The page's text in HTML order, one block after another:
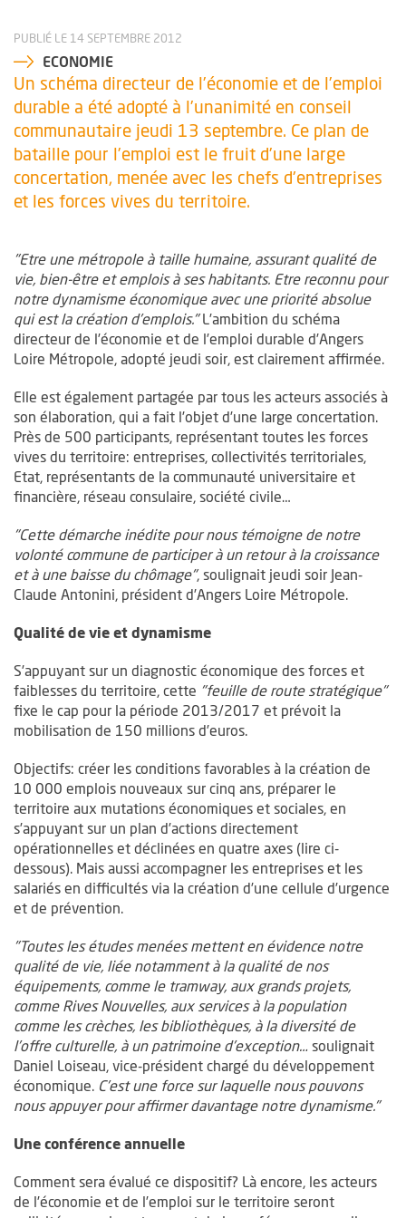
PUBLIÉ LE 14 SEPTEMBRE 2012
ECONOMIE
Un schéma directeur de l’économie et de l’emploi
durable a été adopté à l’unanimité en conseil
communautaire jeudi 13 septembre. Ce plan de
bataille pour l’emploi est le fruit d’une large
concertation, menée avec les chefs d'entreprises
et les forces vives du territoire.
"Etre une métropole à taille humaine, assurant qualité de
vie, bien-être et emplois à ses habitants. Etre reconnu pour
notre dynamisme économique avec une priorité absolue
qui est la création d’emplois."L’ambition du schéma
directeur de l’économie et de l’emploi durable d’Angers
Loire Métropole, adopté jeudi soir, est clairement affirmée.
Elle est également partagée par tous les acteurs associés à
son élaboration, qui a fait l’objet d’une large concertation.
Près de 500 participants, représentant toutes les forces
vives du territoire: entreprises, collectivités territoriales,
Etat, représentants de la communauté universitaire et
financière, réseau consulaire, société civile…
"Cette démarche inédite pour nous témoigne de notre
volonté commune de participer à un retour à la croissance
et à une baisse du chômage", soulignait jeudi soir Jean-
Claude Antonini, président d’Angers Loire Métropole.
Qualité de vie et dynamisme
S’appuyant sur un diagnostic économique des forces et
faiblesses du territoire, cette "feuille de route stratégique"
fixe le cap pour la période 2013/2017 et prévoit la
mobilisation de 150 millions d’euros.
Objectifs: créer les conditions favorables à la création de
10 000 emplois nouveaux sur cinq ans, préparer le
territoire aux mutations économiques et sociales, en
s’appuyant sur un plan d’actions directement
opérationnelles et déclinées en quatre axes (lire ci-
dessous). Mais aussi accompagner les entreprises et les
salariés en difficultés via la création d’une cellule d’urgence
et de prévention.
"Toutes les études menées mettent en évidence notre
qualité de vie, liée notamment à la qualité de nos
équipements, comme le tramway, aux grands projets,
comme Rives Nouvelles, aux services à la population
comme les crèches, les bibliothèques, à la diversité de
l’offre culturelle, à un patrimoine d’exception… soulignait
Daniel Loiseau, vice-président chargé du développement
économique. C’est une force sur laquelle nous pouvons
nous appuyer pour affirmer davantage notre dynamisme."
Une conférence annuelle
Comment sera évalué ce dispositif? Là encore, les acteurs
de l’économie et de l’emploi sur le territoire seront